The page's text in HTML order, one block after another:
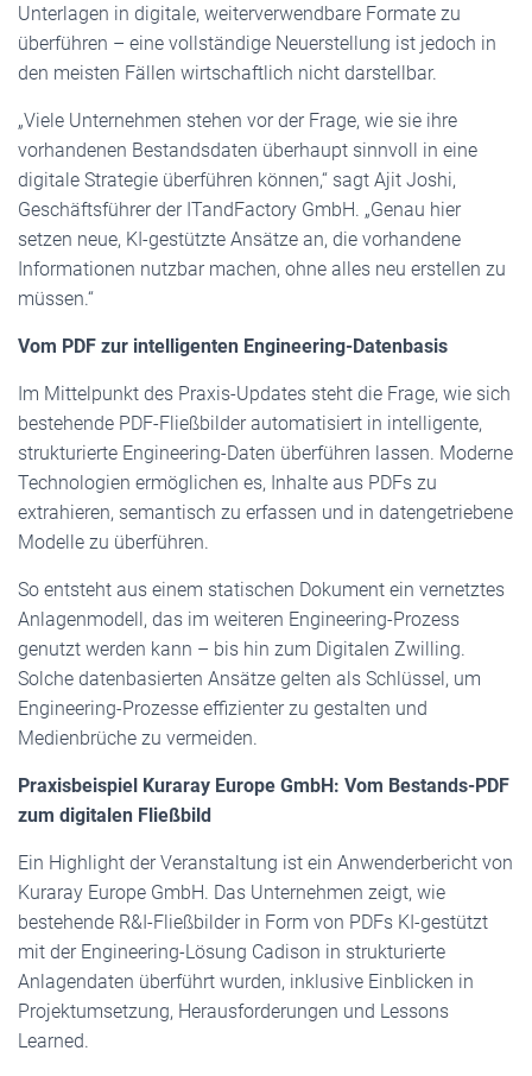
Unterlagen in digitale, weiterverwendbare Formate zu
überführen – eine vollständige Neuerstellung ist jedoch in
den meisten Fällen wirtschaftlich nicht darstellbar.
„Viele Unternehmen stehen vor der Frage, wie sie ihre
vorhandenen Bestandsdaten überhaupt sinnvoll in eine
digitale Strategie überführen können,“ sagt Ajit Joshi,
Geschäftsführer der ITandFactory GmbH. „Genau hier
setzen neue, KI-gestützte Ansätze an, die vorhandene
Informationen nutzbar machen, ohne alles neu erstellen zu
müssen.“
Vom PDF zur intelligenten Engineering-Datenbasis
Im Mittelpunkt des Praxis-Updates steht die Frage, wie sich
bestehende PDF-Fließbilder automatisiert in intelligente,
strukturierte Engineering-Daten überführen lassen. Moderne
Technologien ermöglichen es, Inhalte aus PDFs zu
extrahieren, semantisch zu erfassen und in datengetriebene
Modelle zu überführen.
So entsteht aus einem statischen Dokument ein vernetztes
Anlagenmodell, das im weiteren Engineering-Prozess
genutzt werden kann – bis hin zum Digitalen Zwilling.
Solche datenbasierten Ansätze gelten als Schlüssel, um
Engineering-Prozesse effizienter zu gestalten und
Medienbrüche zu vermeiden.
Praxisbeispiel Kuraray Europe GmbH: Vom Bestands-PDF
zum digitalen Fließbild
Ein Highlight der Veranstaltung ist ein Anwenderbericht von
Kuraray Europe GmbH. Das Unternehmen zeigt, wie
bestehende R&I-Fließbilder in Form von PDFs KI-gestützt
mit der Engineering-Lösung Cadison in strukturierte
Anlagendaten überführt wurden, inklusive Einblicken in
Projektumsetzung, Herausforderungen und Lessons
Learned.